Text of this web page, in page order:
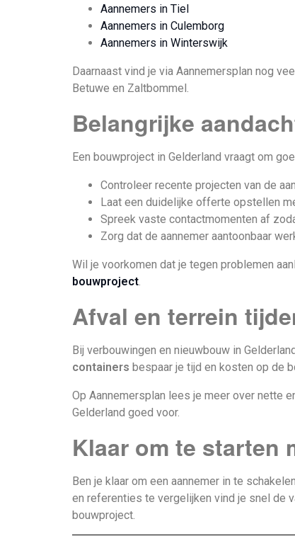
Aannemers in Tiel
Aannemers in Culemborg
Aannemers in Winterswijk
Daarnaast vind je via Aannemersplan nog
Betuwe en Zaltbommel.
Belangrijke
Een bouwproject in Gelderland vraagt om
Controleer recente projecten van de
Laat een duidelijke offerte opstellen
Spreek vaste contactmomenten af
Zorg dat de aannemer aantoonbaar
Wil je voorkomen dat je tegen problemen
bouwproject.
Afval en terrein
Bij verbouwingen en nieuwbouw in
containers bespaar je tijd en kosten op de
Op Aannemersplan lees je meer over nette
Gelderland goed voor.
Klaar om te starten
Ben je klaar om een aannemer in te
en referenties te vergelijken vind je snel de
bouwproject.